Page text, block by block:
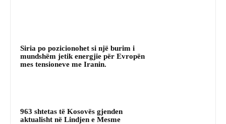
Siria po pozicionohet si një burim i
mundshëm jetik energjie për Evropën
mes tensioneve me Iranin.
963 shtetas të Kosovës gjenden
aktualisht në Lindjen e Mesme